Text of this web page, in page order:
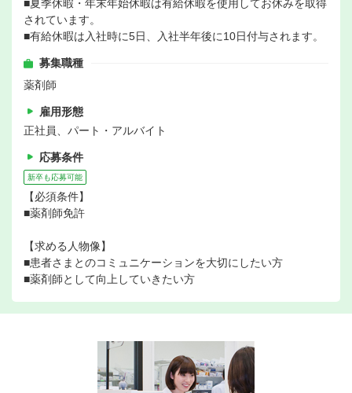
■夏季休暇・年末年始休暇は有給休暇を使用してお休みを取得
されています。
■有給休暇は入社時に5日、入社半年後に10日付与されます。
募集職種
薬剤師
雇用形態
正社員、パート・アルバイト
応募条件
新卒も応募可能
【必須条件】
■薬剤師免許
【求める人物像】
■患者さまとのコミュニケーションを大切にしたい方
■薬剤師として向上していきたい方